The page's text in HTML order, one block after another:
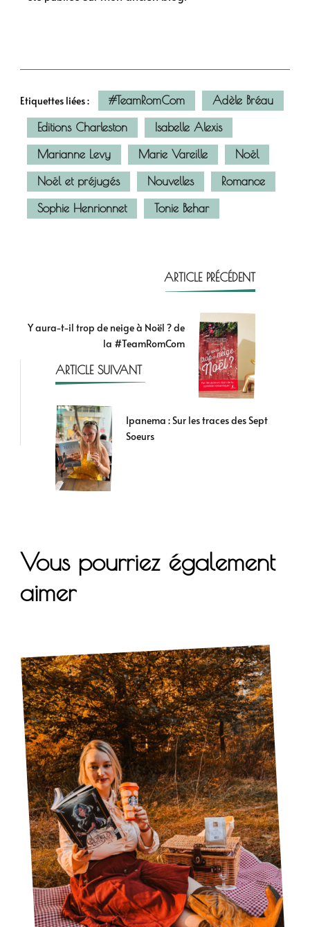
Etiquettes liées : #TeamRomCom
Adèle Bréau
Editions Charleston
Isabelle Alexis
Marianne Levy
Marie Vareille
Noël
Noël et préjugés
Nouvelles
Romance
Sophie Henrionnet
Tonie Behar
ARTICLE PRÉCÉDENT
Y aura-t-il trop de neige à Noël ? de
la #TeamRomCom
ARTICLE SUIVANT
Ipanema : Sur les traces des Sept
Soeurs
Vous pourriez également
aimer